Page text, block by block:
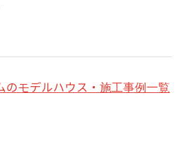
のモデルハウス・施工事例一覧